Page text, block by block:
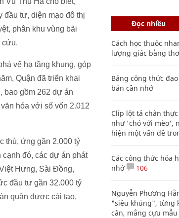
đầu tư, diện mạo đô thị
phân khu vùng bãi
cứu.
vể hạ tầng khung, góp
Quận đã triển khai
bao gồm 262 dự án
hóa với số vốn 2.012
thù, ứng gần 2.000 tỷ
đó, các dự án phát
Hưng, Sài Đồng,
đầu tư gần 32.000 tỷ
quận được cải tạo,
Đọc nhiều
Cách học thuộc
lượng giác bằng
Bảng công thức
bản cần nhớ
Clip lột tả chân
như 'chó với mèo',
hiện một vấn đề
Các công thức hóa
nhớ
106
Nguyễn Phương
"siêu khủng", từng
cân, mắng cựu